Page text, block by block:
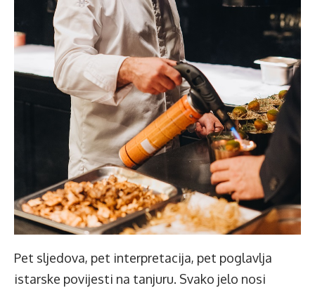
Pet sljedova, pet interpretacija, pet poglavlja
istarske povijesti na tanjuru. Svako jelo nosi